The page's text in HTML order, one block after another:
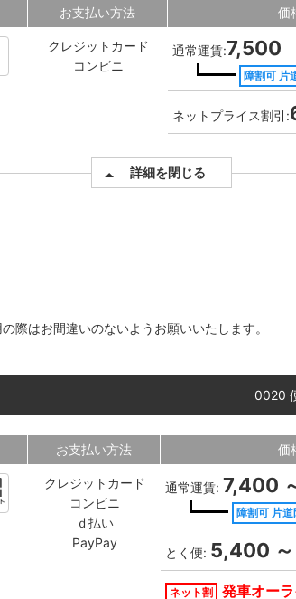
お支払い方法
クレジットカード
コンビニ
価
通常運賃:7,500
障割可 片
ネットプライス割引:
詳細を閉じる
際はお間違いのないようお願いいたします。
0020
お支払い方法
クレジットカード
コンビニ
ｄ払い
PayPay
価
通常運賃: 7,400
障割可 片道
とく便: 5,400
ネット割 発車オー